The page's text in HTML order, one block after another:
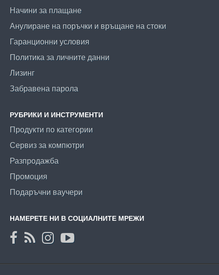
Начини за плащане
Анулиране на поръчки и връщане на стоки
Гаранционни условия
Политика за личните данни
Лизинг
Забравена парола
РУБРИКИ И ИНСТРУМЕНТИ
Продукти по категории
Сервиз за компютри
Разпродажба
Промоция
Подаръчни ваучери
НАМЕРЕТЕ НИ В СОЦИАЛНИТЕ МРЕЖИ